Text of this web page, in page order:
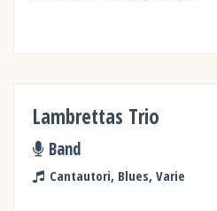
Lambrettas Trio
Band
Cantautori, Blues, Varie